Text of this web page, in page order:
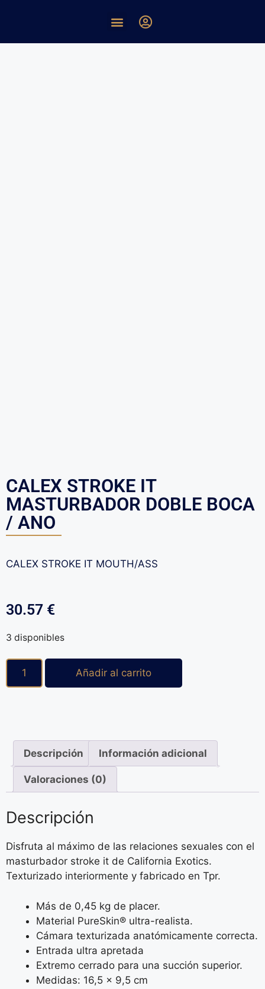
CALEX STROKE IT
MASTURBADOR DOBLE BOCA
/ ANO
CALEX STROKE IT MOUTH/ASS
30.57 €
3 disponibles
Añadir al carrito
Descripción Información adicional
Valoraciones (0)
Descripción
Disfruta al máximo de las relaciones sexuales con el
masturbador stroke it de California Exotics.
Texturizado interiormente y fabricado en Tpr.
Más de 0,45 kg de placer.
Material PureSkin® ultra-realista.
Cámara texturizada anatómicamente correcta.
Entrada ultra apretada
Extremo cerrado para una succión superior.
Medidas: 16,5 x 9,5 cm